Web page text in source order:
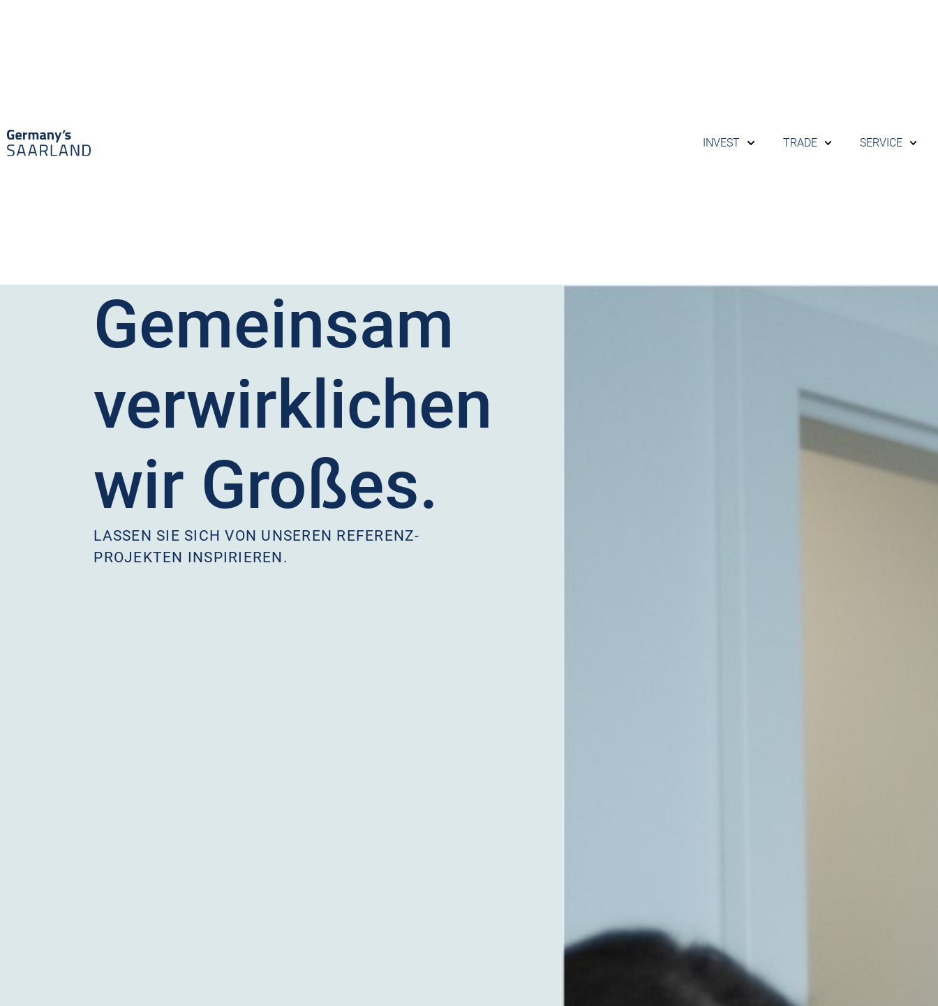
INVEST TRADE SERVICE
Gemeinsam
verwirklichen
wir Großes.
LASSEN SIE SICH VON UNSEREN REFERENZ-
PROJEKTEN INSPIRIEREN.